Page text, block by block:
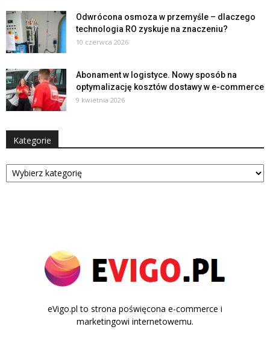
Odwrócona osmoza w przemyśle – dlaczego
technologia RO zyskuje na znaczeniu?
10 czerwca 2026
Abonament w logistyce. Nowy sposób na
optymalizację kosztów dostawy w e-commerce
9 kwietnia 2026
Kategorie
Kategorie
eVigo.pl to strona poświęcona e-commerce i
marketingowi internetowemu.